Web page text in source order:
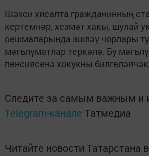
Шәхси хисапта гражданинның
кертемнәр, хезмәт хакы, шулай
оешмаларында эшләү чорлары
мәгълүматлар теркәлә. Бу
пенсиясенә хокукны
Следите за самым важным и
Telegram-канале Татмедиа
Читайте новости Татарстана в